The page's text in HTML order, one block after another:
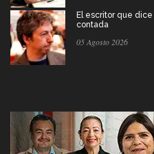
El escritor que
contada
05 Agosto 2026